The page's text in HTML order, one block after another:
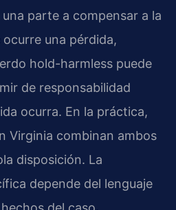
parte a compensar a la
una pérdida,
hold-harmless puede
de responsabilidad
ocurra. En la práctica,
Virginia combinan ambos
disposición. La
depende del lenguaje